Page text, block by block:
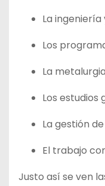
La
Los
La
Los estudios
La gestión
El trabajo
Justo así se ven